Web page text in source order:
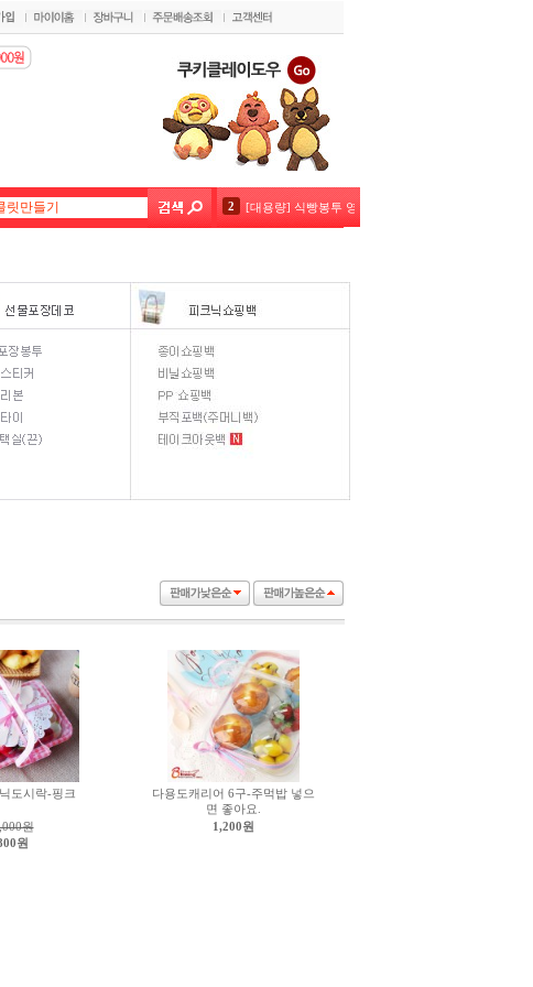
2 [대용량] 식빵봉투 영문 38cm 200장
4
5 벨코라도 다크(론도5kg) 대용량
7 [대용량] 네덜란드 코코아파우더1kg
8
도시락-핑크
원
원
다용도캐리어 6구-주먹밥 넣으
면 좋아요.
1,200원